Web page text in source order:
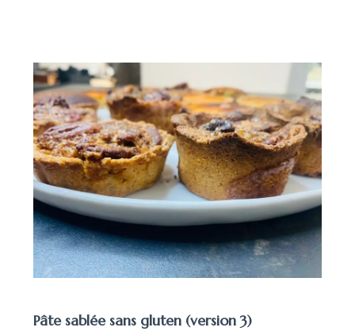
Pâte sablée sans gluten (version 3)